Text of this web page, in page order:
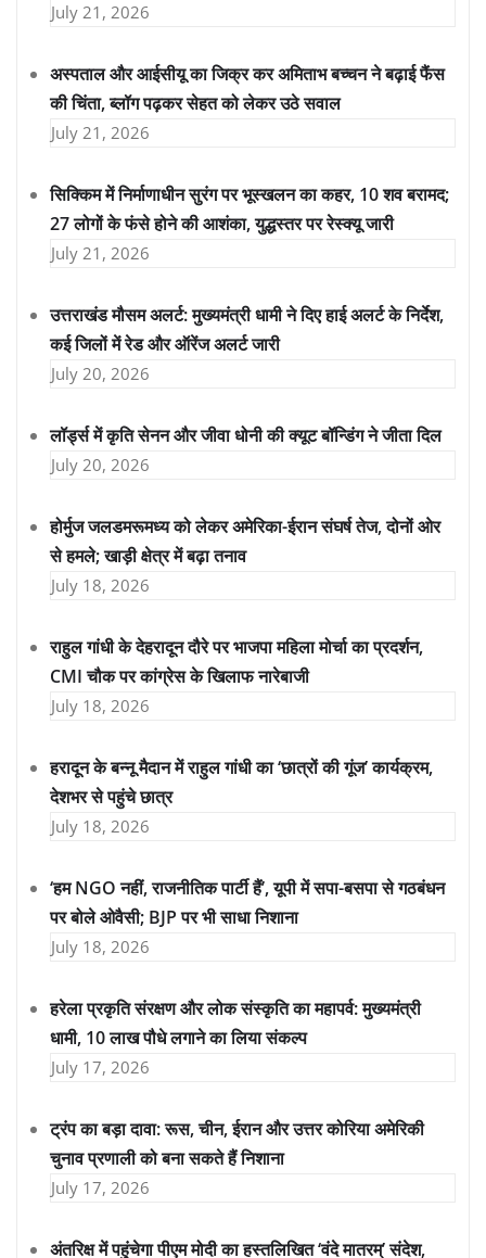
July 21, 2026
अस्पताल और आईसीयू का जिक्र कर अमिताभ बच्चन ने बढ़ाई फैंस
की चिंता, ब्लॉग पढ़कर सेहत को लेकर उठे सवाल
July 21, 2026
सिक्किम में निर्माणाधीन सुरंग पर भूस्खलन का कहर, 10 शव बरामद;
27 लोगों के फंसे होने की आशंका, युद्धस्तर पर रेस्क्यू जारी
July 21, 2026
उत्तराखंड मौसम अलर्ट: मुख्यमंत्री धामी ने दिए हाई अलर्ट के निर्देश,
कई जिलों में रेड और ऑरेंज अलर्ट जारी
July 20, 2026
लॉर्ड्स में कृति सेनन और जीवा धोनी की क्यूट बॉन्डिंग ने जीता दिल
July 20, 2026
होर्मुज जलडमरूमध्य को लेकर अमेरिका-ईरान संघर्ष तेज, दोनों ओर
से हमले; खाड़ी क्षेत्र में बढ़ा तनाव
July 18, 2026
राहुल गांधी के देहरादून दौरे पर भाजपा महिला मोर्चा का प्रदर्शन,
CMI चौक पर कांग्रेस के खिलाफ नारेबाजी
July 18, 2026
हरादून के बन्नू मैदान में राहुल गांधी का ‘छात्रों की गूंज’ कार्यक्रम,
देशभर से पहुंचे छात्र
July 18, 2026
‘हम NGO नहीं, राजनीतिक पार्टी हैं’, यूपी में सपा-बसपा से गठबंधन
पर बोले ओवैसी; BJP पर भी साधा निशाना
July 18, 2026
हरेला प्रकृति संरक्षण और लोक संस्कृति का महापर्व: मुख्यमंत्री
धामी, 10 लाख पौधे लगाने का लिया संकल्प
July 17, 2026
ट्रंप का बड़ा दावा: रूस, चीन, ईरान और उत्तर कोरिया अमेरिकी
चुनाव प्रणाली को बना सकते हैं निशाना
July 17, 2026
अंतरिक्ष में पहुंचेगा पीएम मोदी का हस्तलिखित ‘वंदे मातरम्’ संदेश,